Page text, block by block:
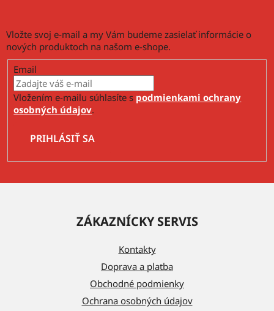
Vložte svoj e-mail a my Vám budeme zasielať informácie o
nových produktoch na našom e-shope.
Email
Vložením e-mailu súhlasíte s podmienkami ochrany
osobných údajov.
PRIHLÁSIŤ SA
ZÁKAZNÍCKY SERVIS
Kontakty
Doprava a platba
Obchodné podmienky
Ochrana osobných údajov